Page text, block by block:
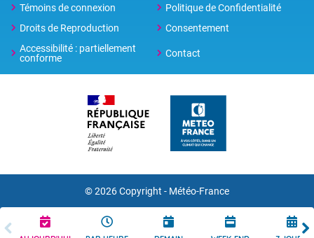
Témoins de connexion
Politique de Confidentialité
Droits de Reproduction
Consentement
Accessibilité : partiellement
conforme
Contact
© 2026 Copyright - Météo-France